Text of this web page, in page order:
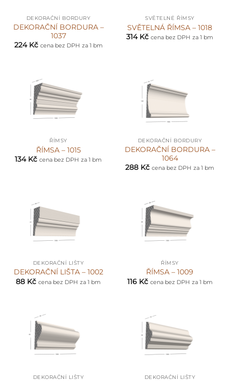
DEKORAČNÍ BORDURY
DEKORAČNÍ BORDURA –
1037
224 Kč cena bez DPH za 1 bm
SVĚTELNÉ ŘÍMSY
SVĚTELNÁ ŘÍMSA – 1018
314 Kč cena bez DPH za 1 bm
ŘÍMSY
ŘÍMSA – 1015
134 Kč cena bez DPH za 1 bm
DEKORAČNÍ BORDURY
DEKORAČNÍ BORDURA –
1064
288 Kč cena bez DPH za 1 bm
DEKORAČNÍ LIŠTY
DEKORAČNÍ LIŠTA – 1002
88 Kč cena bez DPH za 1 bm
ŘÍMSY
ŘÍMSA – 1009
116 Kč cena bez DPH za 1 bm
DEKORAČNÍ LIŠTY DEKORAČNÍ LIŠTY